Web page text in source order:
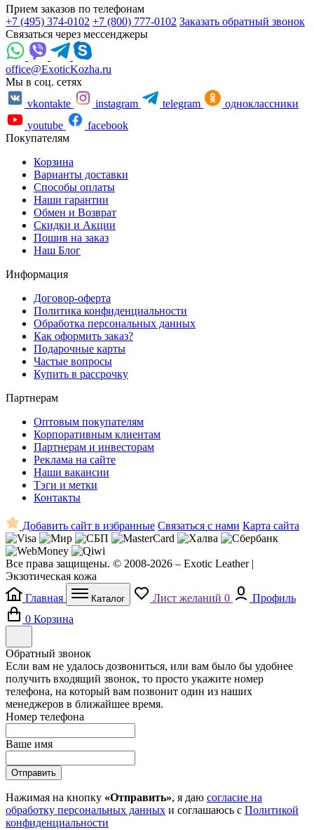
Прием заказов по телефонам
+7 (495) 374-0102 +7 (800) 777-0102 Заказать обратный звонок
Связаться через мессенджеры
office@ExoticKozha.ru
Мы в соц. сетях
vkontakte
instagram telegram
одноклассники
youtube
facebook
Покупателям
Корзина
Варианты доставки
Способы оплаты
Наши гарантии
Обмен и Возврат
Скидки и Акции
Пошив на заказ
Наш Блог
Информация
Договор-оферта
Политика конфиденциальности
Обработка персональных данных
Как оформить заказ?
Подарочные карты
Частые вопросы
Купить в рассрочку
Партнерам
Оптовым покупателям
Корпоративным клиентам
Партнерам и инвесторам
Реклама на сайте
Наши вакансии
Тэги и метки
Контакты
Добавить сайт в избранные Связаться с нами Карта сайта
Все права защищены. © 2008-2026 – Exotic Leather |
Экзотическая кожа
Главная
Каталог Лист желаний 0
Профиль
0 Корзина
Обратный звонок
Если вам не удалось дозвониться, или вам было бы удобнее
получить входящий звонок, то просто укажите номер
телефона, на который вам позвонит один из наших
менеджеров в ближайшее время.
Номер телефона
Ваше имя
Отправить
Нажимая на кнопку «Отправить», я даю согласие на
обработку персональных данных и соглашаюсь с Политикой
конфиденциальности